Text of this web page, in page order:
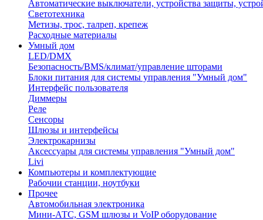
Автоматические выключатели, устройства защиты,
Светотехника
Метизы, трос, талреп, крепеж
Расходные материалы
Умный дом
LED/DMX
Безопасность/BMS/климат/управление шторами
Блоки питания для системы управления "Умный дом"
Интерфейс пользователя
Диммеры
Реле
Сенсоры
Шлюзы и интерфейсы
Электрокарнизы
Аксессуары для системы управления "Умный дом"
Livi
Компьютеры и комплектующие
Рабочии станции, ноутбуки
Прочее
Автомобильная электроника
Мини-АТС, GSM шлюзы и VoIP оборудование